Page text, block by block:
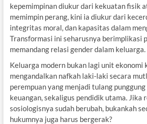
kepemimpinan diukur dari kekuatan fisik
memimpin perang, kini ia diukur dari
integritas moral, dan kapasitas dalam
Transformasi ini seharusnya berimplikasi
memandang relasi gender dalam keluarga.
Keluarga modern bukan lagi unit ekonomi
mengandalkan nafkah laki-laki secara
perempuan yang menjadi tulang
keuangan, sekaligus pendidik utama. Jika
sosiologisnya sudah berubah, bukankah
hukumnya juga harus bergerak?